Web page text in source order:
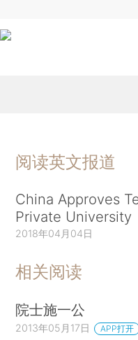
阅读英文报道
China Approves
Private University
2018年04月04日
相关阅读
院士施一公
2013年05月17日 APP打开